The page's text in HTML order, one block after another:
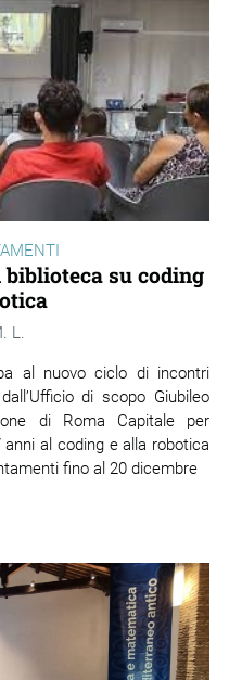
su coding
L.
al nuovo ciclo di incontri
di scopo Giubileo
di Roma Capitale per
al coding e alla robotica
fino al 20 dicembre